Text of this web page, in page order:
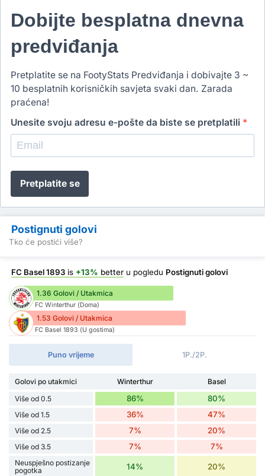
Dobijte besplatna dnevna
predviđanja
Pretplatite se na FootyStats Predviđanja i dobivajte 3 ~
10 besplatnih korisničkih savjeta svaki dan. Zarada
praćena!
Unesite svoju adresu e-pošte da biste se pretplatili *
Pretplatite se
Postignuti golovi
Tko će postići više?
FC Basel 1893 is +13% better u pogledu Postignuti golovi
1.36 Golovi / Utakmica
FC Winterthur (Doma)
1.53 Golovi / Utakmica
FC Basel 1893 (U gostima)
Puno vrijeme 1P./2P.
Golovi po utakmici Winterthur
Basel
Više od 0.5
86% 80%
Više od 1.5 36% 47%
Više od 2.5 7% 20%
Više od 3.5 7% 7%
Neuspješno postizanje
pogotka
14% 20%